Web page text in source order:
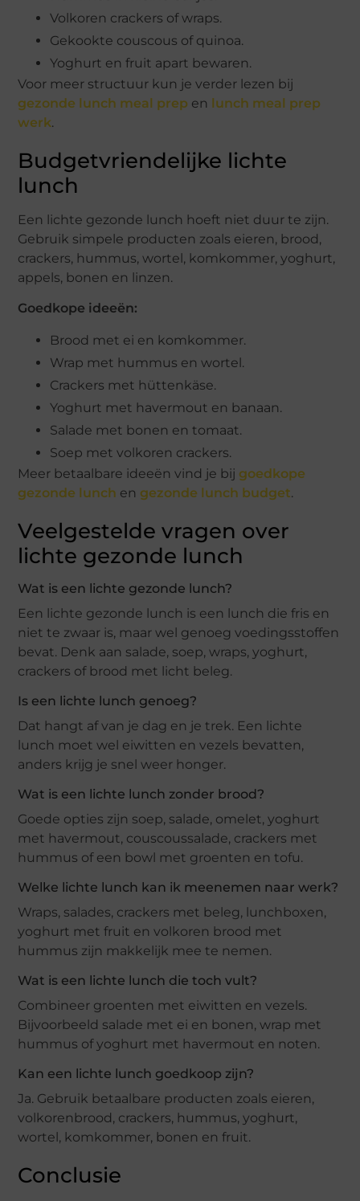
Volkoren crackers of wraps.
Gekookte couscous of quinoa.
Yoghurt en fruit apart bewaren.
Voor meer structuur kun je verder lezen bij
gezonde lunch meal prep en lunch meal prep
werk.
Budgetvriendelijke lichte
lunch
Een lichte gezonde lunch hoeft niet duur te zijn.
Gebruik simpele producten zoals eieren, brood,
crackers, hummus, wortel, komkommer, yoghurt,
appels, bonen en linzen.
Goedkope ideeën:
Brood met ei en komkommer.
Wrap met hummus en wortel.
Crackers met hüttenkäse.
Yoghurt met havermout en banaan.
Salade met bonen en tomaat.
Soep met volkoren crackers.
Meer betaalbare ideeën vind je bij goedkope
gezonde lunch en gezonde lunch budget.
Veelgestelde vragen over
lichte gezonde lunch
Wat is een lichte gezonde lunch?
Een lichte gezonde lunch is een lunch die fris en
niet te zwaar is, maar wel genoeg voedingsstoffen
bevat. Denk aan salade, soep, wraps, yoghurt,
crackers of brood met licht beleg.
Is een lichte lunch genoeg?
Dat hangt af van je dag en je trek. Een lichte
lunch moet wel eiwitten en vezels bevatten,
anders krijg je snel weer honger.
Wat is een lichte lunch zonder brood?
Goede opties zijn soep, salade, omelet, yoghurt
met havermout, couscoussalade, crackers met
hummus of een bowl met groenten en tofu.
Welke lichte lunch kan ik meenemen naar werk?
Wraps, salades, crackers met beleg, lunchboxen,
yoghurt met fruit en volkoren brood met
hummus zijn makkelijk mee te nemen.
Wat is een lichte lunch die toch vult?
Combineer groenten met eiwitten en vezels.
Bijvoorbeeld salade met ei en bonen, wrap met
hummus of yoghurt met havermout en noten.
Kan een lichte lunch goedkoop zijn?
Ja. Gebruik betaalbare producten zoals eieren,
volkorenbrood, crackers, hummus, yoghurt,
wortel, komkommer, bonen en fruit.
Conclusie